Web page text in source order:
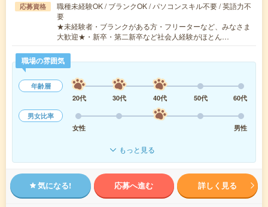
応募資格
職種未経験OK / ブランクOK / パソコンスキル不要 / 英語力不
要
★未経験者・ブランクがある方・フリーターなど、みなさま
大歓迎★・新卒・第二新卒など社会人経験がほとん…
職場の雰囲気
年齢層
20代
30代 40代 50代
60代
男女比率
女性
男性
もっと見る
気になる! 応募へ進む 詳しく見る